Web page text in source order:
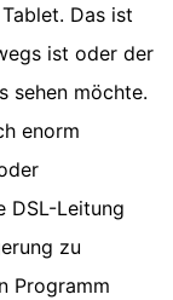
Das ist
ist oder der
sehen möchte.
enorm
DSL-Leitung
zu
Programm